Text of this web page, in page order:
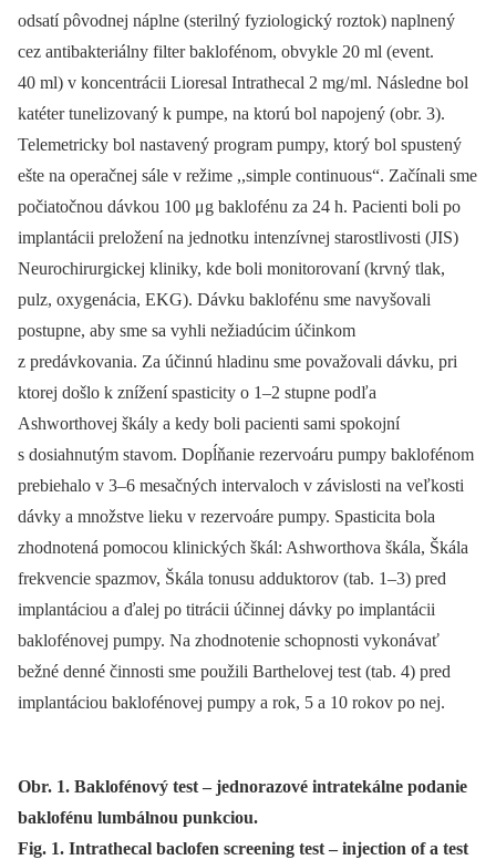
odsatí pôvodnej náplne (sterilný fyziologický roztok) naplnený
cez antibakteriálny filter baklofénom, obvykle 20 ml (event.
40 ml) v koncentrácii Lioresal Intrathecal 2 mg/ ml. Následne bol
katéter tunelizovaný k pumpe, na ktorú bol napojený (obr. 3).
Telemetricky bol nastavený program pumpy, ktorý bol spustený
ešte na operačnej sále v režime ,,simple continuous“. Začínali sme
počiatočnou dávkou 100 μg baklofénu za 24 h. Pacienti boli po
implantácii preložení na jednotku intenzívnej starostlivosti (JIS)
Neurochirurgickej kliniky, kde boli monitorovaní (krvný tlak,
pulz, oxygenácia, EKG). Dávku baklofénu sme navyšovali
postupne, aby sme sa vyhli nežiadúcim účinkom
z predávkovania. Za účinnú hladinu sme považovali dávku, pri
ktorej došlo k znížení spasticity o 1–2 stupne podľa
Ashworthovej škály a kedy boli pacienti sami spokojní
s dosiahnutým stavom. Dopĺňanie rezervoáru pumpy baklofénom
prebiehalo v 3–6 mesačných intervaloch v závislosti na veľkosti
dávky a množstve lieku v rezervoáre pumpy. Spasticita bola
zhodnotená pomocou klinických škál: Ashworthova škála, Škála
frekvencie spazmov, Škála tonusu adduktorov (tab. 1–3) pred
implantáciou a ďalej po titrácii účinnej dávky po implantácii
baklofénovej pumpy. Na zhodnotenie schopnosti vykonávať
bežné denné činnosti sme použili Barthelovej test (tab. 4) pred
implantáciou baklofénovej pumpy a rok, 5 a 10 rokov po nej.
Obr. 1. Baklofénový test – jednorazové intratekálne podanie
baklofénu lumbálnou punkciou.
Fig. 1. Intrathecal baclofen screening test – injection of a test